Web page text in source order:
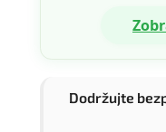
Dodržujte